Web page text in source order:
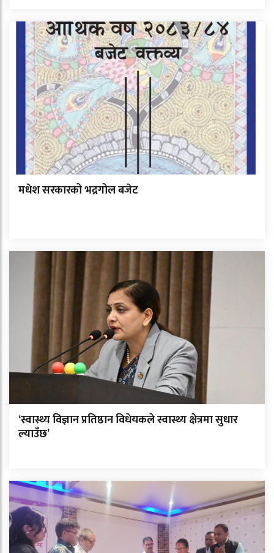
मधेश सरकारको भद्रगोल बजेट
‘स्वास्थ्य विज्ञान प्रतिष्ठान विधेयकले स्वास्थ्य क्षेत्रमा सुधार
ल्याउँछ’